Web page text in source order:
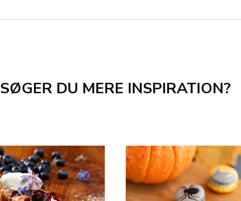
SØGER DU MERE INSPIRATION?